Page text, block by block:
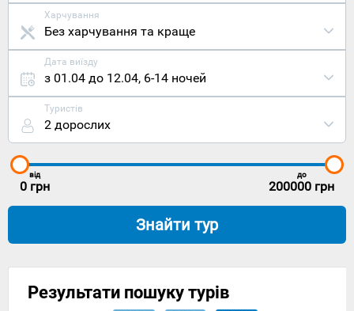
Харчування
Без харчування та краще
Дата виїзду
з 01.04 до 12.04, 6-14 ночей
Туристів
2 дорослих
від
0 грн
до
200000 грн
Знайти тур
Результати пошуку турів